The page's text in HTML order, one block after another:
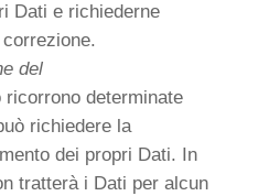
Dati e richiederne
correzione.
del
ricorrono determinate
richiedere la
dei propri Dati. In
tratterà i Dati per alcun